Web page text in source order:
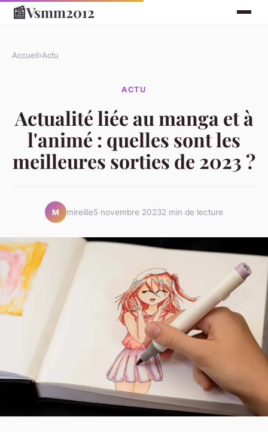
📰Vsmm2012
Accueil›Actu
ACTU
Actualité liée au manga et à
l'animé : quelles sont les
meilleures sorties de 2023 ?
M mireille5 novembre 20232 min de lecture